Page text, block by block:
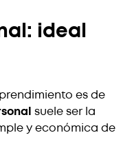
ideal
es de
suele ser la
y económica de